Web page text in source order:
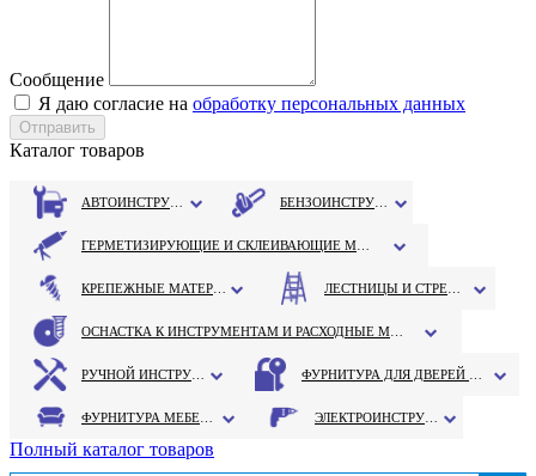
Сообщение
Я даю согласие на обработку персональных данных
Каталог товаров
Полный каталог товаров